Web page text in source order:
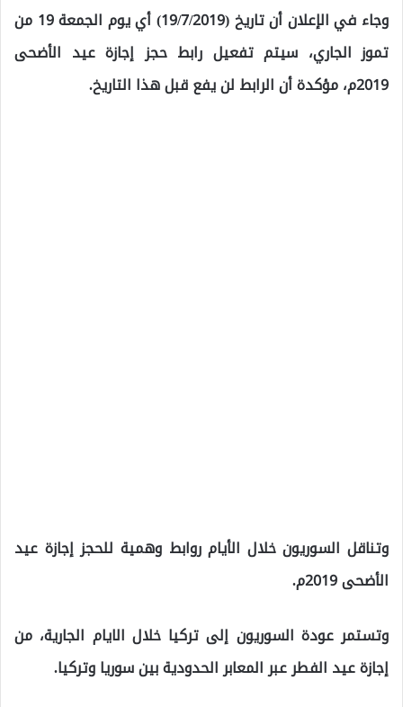
وجاء في الإعلان أن تاريخ (19/7/2019) أي يوم الجمعة 19 من
تموز الجاري، سيتم تفعيل رابط حجز إجازة عيد الأضحى
2019م، مؤكدة أن الرابط لن يفع قبل هذا التاريخ.
وتناقل السوريون خلال الأيام روابط وهمية للحجز إجازة عيد
الأضحى 2019م.
وتستمر عودة السوريون إلى تركيا خلال الايام الجارية، من
إجازة عيد الفطر عبر المعابر الحدودية بين سوريا وتركيا.